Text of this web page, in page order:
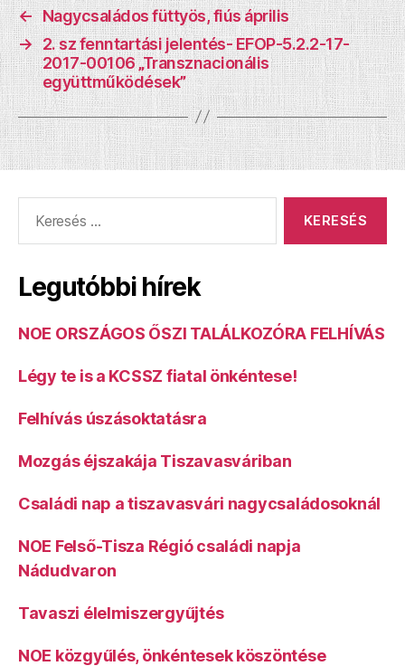
←
Nagycsaládos füttyös, fiús április
→ 2. sz fenntartási jelentés- EFOP-5.2.2-17-
2017-00106 „Transznacionális
együttműködések”
Legutóbbi hírek
NOE ORSZÁGOS ŐSZI TALÁLKOZÓRA FELHÍVÁS
Légy te is a KCSSZ fiatal önkéntese!
Felhívás úszásoktatásra
Mozgás éjszakája Tiszavasváriban
Családi nap a tiszavasvári nagycsaládosoknál
NOE Felső-Tisza Régió családi napja
Nádudvaron
Tavaszi élelmiszergyűjtés
NOE közgyűlés, önkéntesek köszöntése